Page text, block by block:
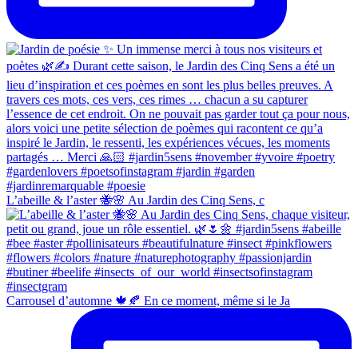
L’abeille & l’aster 🐝🌸 Au Jardin des Cinq Sens, c
Carrousel d’automne 🍁🍂 En ce moment, même si le Ja